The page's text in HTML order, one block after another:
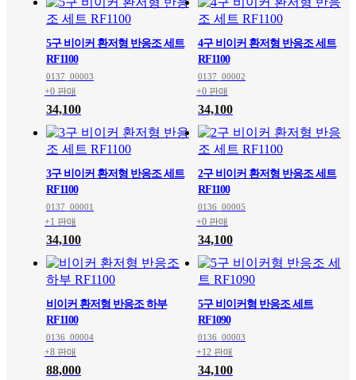
5구 비이커 환저형 반응조 세트
RF1100
0137_00003
+0 판매
34,100
4구 비이커 환저형 반응조 세트
RF1100
0137_00002
+0 판매
34,100
3구 비이커 환저형 반응조 세트
RF1100
0137_00001
+1 판매
34,100
2구 비이커 환저형 반응조 세트
RF1100
0136_00005
+0 판매
34,100
비이커 환저형 반응조 하부
RF1100
0136_00004
+8 판매
88,000
5구 비이커형 반응조 세트
RF1090
0136_00003
+12 판매
34,100